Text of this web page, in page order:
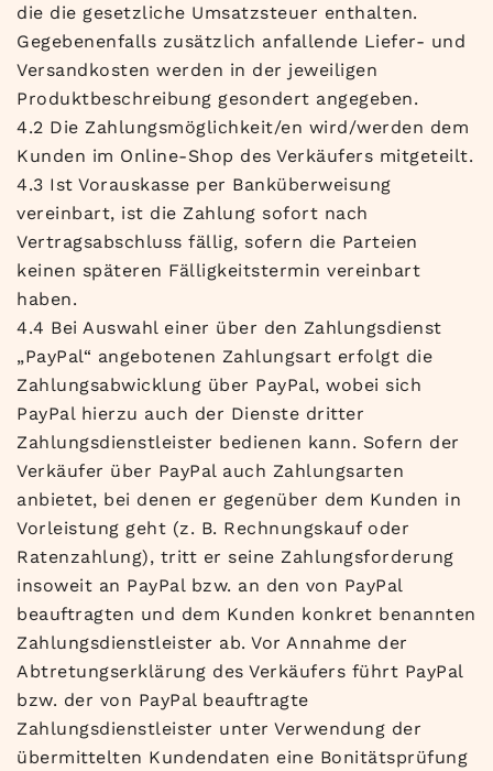
die die gesetzliche Umsatzsteuer enthalten.
Gegebenenfalls zusätzlich anfallende Liefer- und
Versandkosten werden in der jeweiligen
Produktbeschreibung gesondert angegeben.
4.2 Die Zahlungsmöglichkeit/en wird/werden dem
Kunden im Online-Shop des Verkäufers mitgeteilt.
4.3 Ist Vorauskasse per Banküberweisung
vereinbart, ist die Zahlung sofort nach
Vertragsabschluss fällig, sofern die Parteien
keinen späteren Fälligkeitstermin vereinbart
haben.
4.4 Bei Auswahl einer über den Zahlungsdienst
„PayPal“ angebotenen Zahlungsart erfolgt die
Zahlungsabwicklung über PayPal, wobei sich
PayPal hierzu auch der Dienste dritter
Zahlungsdienstleister bedienen kann. Sofern der
Verkäufer über PayPal auch Zahlungsarten
anbietet, bei denen er gegenüber dem Kunden in
Vorleistung geht (z. B. Rechnungskauf oder
Ratenzahlung), tritt er seine Zahlungsforderung
insoweit an PayPal bzw. an den von PayPal
beauftragten und dem Kunden konkret benannten
Zahlungsdienstleister ab. Vor Annahme der
Abtretungserklärung des Verkäufers führt PayPal
bzw. der von PayPal beauftragte
Zahlungsdienstleister unter Verwendung der
übermittelten Kundendaten eine Bonitätsprüfung